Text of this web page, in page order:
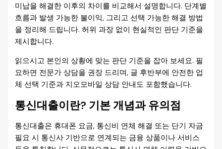
미납을 해결한 이후의 차이를 비교해서 설명합니다. 단계별
흐름과 발생 가능한 불이익, 그리고 선택 가능한 해결 방법
을 정리해 드립니다. 허위 과장 없이 현실적인 판단 기준을
제시합니다.
읽으시고 본인의 상황에 맞는 판단 기준을 잡아 보세요. 필
요하면 전문가 상담을 권장 드리며, 글 후반부에 안전한 업
체 선택 기준과 지오모바일 상담 안내도 포함했습니다.
통신대출이란? 기본 개념과 유의점
통신대출은 휴대폰 요금, 통신비 연체 해결 또는 단기 자금
필요 시 통신사 기반으로 연계되는 금융 상품이나 서비스